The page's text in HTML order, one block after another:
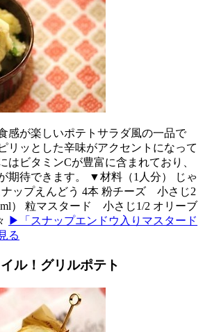
感が楽しいポテトサラダ風の一品で
リッとした辛味がアクセントになって
はビタミンCが豊富に含まれており、
期待できます。 ▼材料（1人分） じゃ
ナップえんどう 4本 粉チーズ 小さじ2
） 粒マスタード 小さじ1/2 オリーブ
▶「スナップエンドウ入りマスタード
る
ル！グリルポテト